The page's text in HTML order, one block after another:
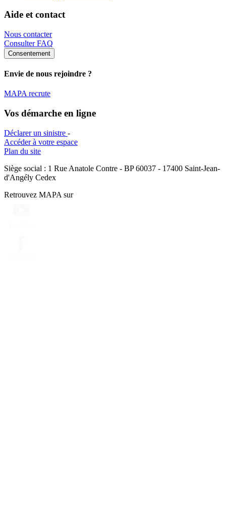
Aide et contact
Nous contacter
Consulter FAQ
Consentement
Envie de nous rejoindre ?
MAPA recrute
Vos démarche en ligne
Déclarer un sinistre -
Accéder à votre espace
Plan du site
Siège social : 1 Rue Anatole Contre - BP 60037 - 17400 Saint-Jean-
d'Angély Cedex
Retrouvez MAPA sur